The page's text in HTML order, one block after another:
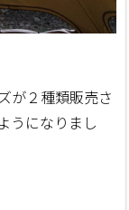
が２種類販売さ
うになりまし